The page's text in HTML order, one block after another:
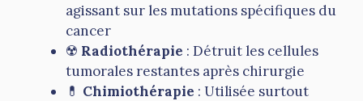
agissant sur les mutations spécifiques du
cancer
☢️ Radiothérapie : Détruit les cellules
tumorales restantes après chirurgie
💊 Chimiothérapie : Utilisée surtout